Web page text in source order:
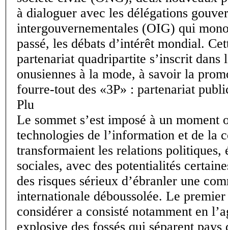
à dialoguer avec les délégations
intergouvernementales (OIG) qui
passé, les débats d’intérêt mondial.
partenariat quadripartite s’inscrit dans
onusiennes à la mode, à savoir la
fourre-tout des «3P» : partenariat
Plu
Le sommet s’est imposé à un moment
technologies de l’information et de la
transformaient les relations politiques,
sociales, avec des potentialités
des risques sérieux d’ébranler une
internationale déboussolée. Le
considérer a consisté notamment en
explosive des fossés qui séparent pays